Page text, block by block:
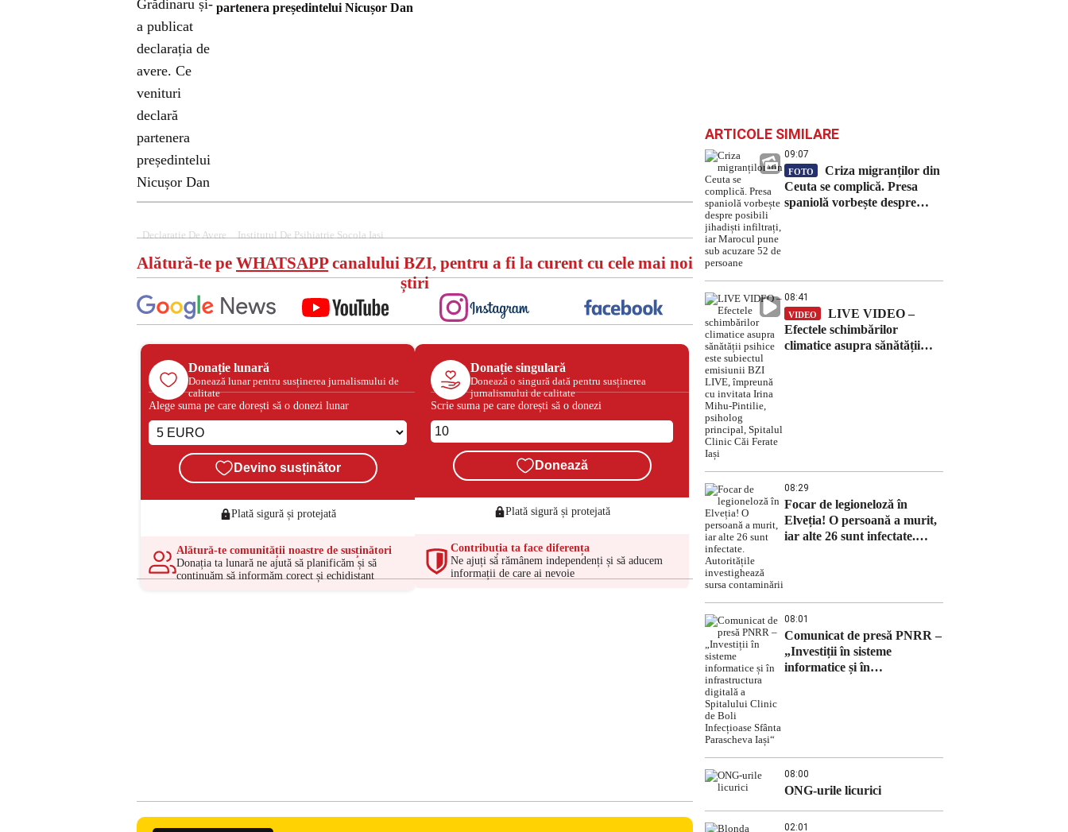
partenera președintelui Nicușor Dan
Declaratie De Avere Institutul De Psihiatrie Socola Iasi
Alătură-te pe WHATSAPPcanalului BZI, pentru a fi la curent cu cele mai noi
știri
Donație lunară
Donează lunar pentru susținerea jurnalismului de
calitate
Alege suma pe care dorești să o donezi lunar
Devino susținător
Plată sigură și protejată
Alătură-te comunității noastre de susținători
Donația ta lunară ne ajută să planificăm și să
continuăm să informăm corect și echidistant
Donație singulară
Donează o singură dată pentru susținerea
jurnalismului de calitate
Scrie suma pe care dorești să o donezi
Donează
Plată sigură și protejată
Contribuția ta face diferența
Ne ajuți să rămânem independenți și să aducem
informații de care ai nevoie
ARTICOLE SIMILARE
09:07
FOTO
Criza migranților din
Ceuta se complică. Presa
spaniolă vorbește despre
08:41
VIDEO
LIVE VIDEO –
Efectele schimbărilor
climatice asupra sănătății
08:29
Focar de legioneloză în
Elveția! O persoană a murit,
iar alte 26 sunt infectate.
08:01
Comunicat de presă PNRR –
„Investiții în sisteme
informatice și în
08:00
ONG-urile licurici
02:01